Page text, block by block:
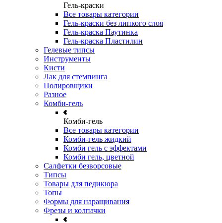
Гель-краски
Все товары категории
Гель-краски без липкого слоя
Гель-краска Паутинка
Гель-краска Пластилин
Гелевые типсы
Инструменты
Кисти
Лак для стемпинга
Полировщики
Разное
Комби-гель
Комби-гель
Все товары категории
Комби-гель жидкий
Комби гель с эффектами
Комби гель, цветной
Салфетки безворсовые
Типсы
Товары для педикюра
Топы
Формы для наращивания
Фрезы и колпачки